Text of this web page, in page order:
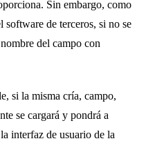
Sin embargo, como
software de terceros, si no se
del campo con
si la misma cría, campo,
se cargará y pondrá a
interfaz de usuario de la